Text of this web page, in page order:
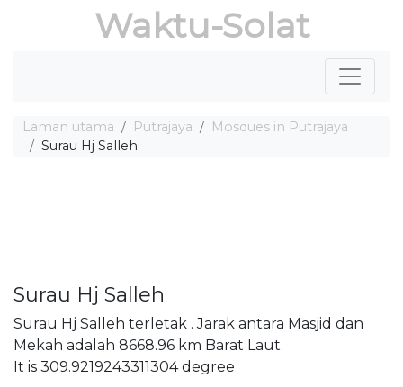
Waktu-Solat
Laman utama Putrajaya
Mosques in Putrajaya
Surau Hj Salleh
Surau Hj Salleh
Surau Hj Salleh terletak . Jarak antara Masjid dan
Mekah adalah 8668.96 km Barat Laut.
It is 309.9219243311304 degree